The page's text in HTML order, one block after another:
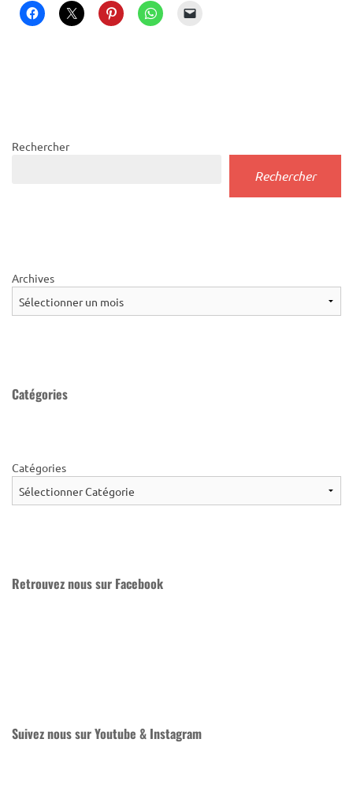
Rechercher
Rechercher
Archives
Catégories
Catégories
Retrouvez nous sur Facebook
Suivez nous sur Youtube & Instagram